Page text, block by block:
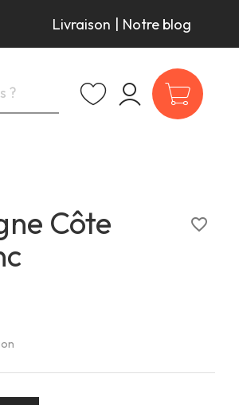
Livraison | Notre blog
Côte
favorite_border